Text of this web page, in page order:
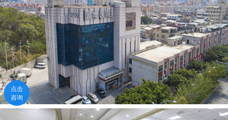
点击
咨询
点击
咨询